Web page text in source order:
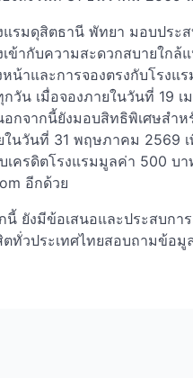
แรมดุสิตธานี พัทยา มอบประ
เข้ากับความสะดวกสบายใกล้
หน้าและการจองตรงกับโรงแ
กวัน เมื่อจองภายในวันที่ 19
กจากนี้ยังมอบสิทธิพิเศษสำ
ในวันที่ 31 พฤษภาคม 2569
เครดิตโรงแรมมูลค่า 500 บ
อีกด้วย
นี้ ยังมีข้อเสนอและประสบก
ตทั่วประเทศไทยสอบถามข้อ